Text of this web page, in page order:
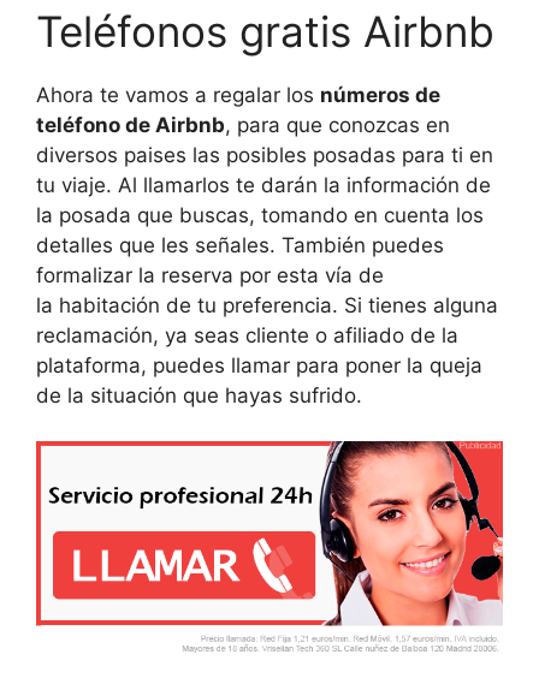
Teléfonos gratis Airbnb
Ahora te vamos a regalar los números de
teléfono de Airbnb, para que conozcas en
diversos paises las posibles posadas para ti en
tu viaje. Al llamarlos te darán la información de
la posada que buscas, tomando en cuenta los
detalles que les señales. También puedes
formalizar la reserva por esta vía de
la habitación de tu preferencia. Si tienes alguna
reclamación, ya seas cliente o afiliado de la
plataforma, puedes llamar para poner la queja
de la situación que hayas sufrido.